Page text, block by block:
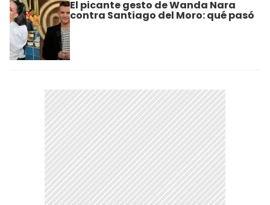
El picante gesto de Wanda Nara
contra Santiago del Moro: qué pasó